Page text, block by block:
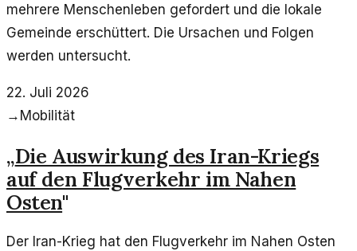
mehrere Menschenleben gefordert und die lokale
Gemeinde erschüttert. Die Ursachen und Folgen
werden untersucht.
22. Juli 2026
→ Mobilität
„Die Auswirkung des Iran-Kriegs
auf den Flugverkehr im Nahen
Osten"
Der Iran-Krieg hat den Flugverkehr im Nahen Osten